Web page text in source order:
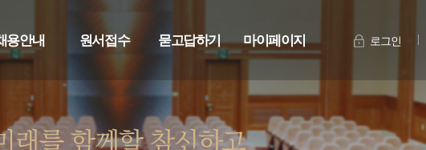
용안내 원서접수 묻고답하기 마이페이지 로그인